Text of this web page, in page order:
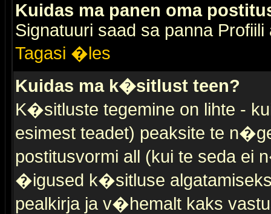
Kuidas ma panen oma
Signatuuri saad sa panna Profiili
Tagasi �les
Kuidas ma k�sitlust teen?
K�sitluste tegemine on lihte -
esimest teadet) peaksite te
postitusvormi all (kui te seda ei
�igused k�sitluse
pealkirja ja v�hemalt kaks